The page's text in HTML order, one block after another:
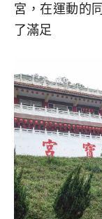
宮，在運動的
了滿足